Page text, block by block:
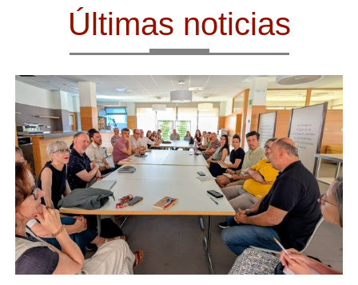
Últimas noticias